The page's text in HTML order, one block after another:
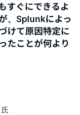
すぐにできるよ
、Splunkによっ
けて原因特定に
たことが何より